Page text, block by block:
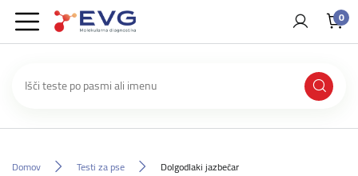
0
Domov Testi za pse Dolgodlaki jazbečar